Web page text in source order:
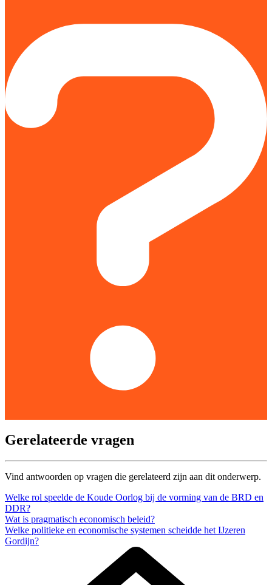
Gerelateerde vragen
Vind antwoorden op vragen die gerelateerd zijn aan dit onderwerp.
Welke rol speelde de Koude Oorlog bij de vorming van de BRD en
DDR?
Wat is pragmatisch economisch beleid?
Welke politieke en economische systemen scheidde het IJzeren
Gordijn?